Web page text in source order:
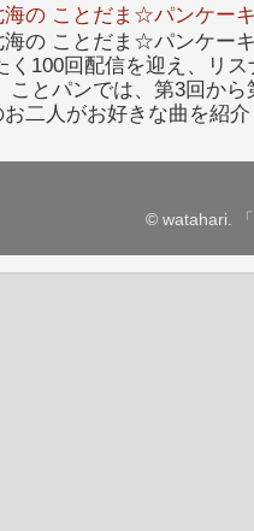
の ことだま☆パンケー
海の ことだま☆パンケー
く100回配信を迎え、リ
ことパンでは、第3回か
二人がお好きな曲を紹
© watahari.